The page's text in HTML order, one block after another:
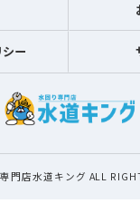
ー
門店水道キング ALL